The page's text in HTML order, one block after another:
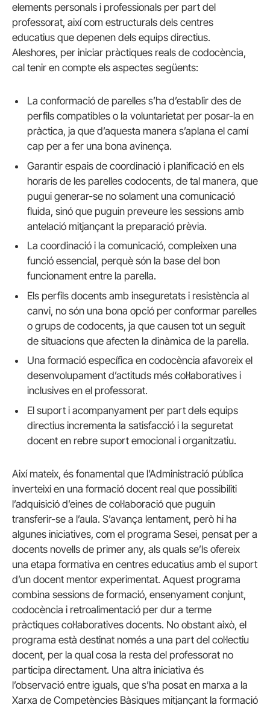
elements personals i professionals per part del
professorat, així com estructurals dels centres
educatius que depenen dels equips directius.
Aleshores, per iniciar pràctiques reals de codocència,
cal tenir en compte els aspectes següents:
La conformació de parelles s’ha d’establir des de
perfils compatibles o la voluntarietat per posar-la en
pràctica, ja que d’aquesta manera s’aplana el camí
cap per a fer una bona avinença.
Garantir espais de coordinació i planificació en els
horaris de les parelles codocents, de tal manera, que
pugui generar-se no solament una comunicació
fluida, sinó que puguin preveure les sessions amb
antelació mitjançant la preparació prèvia.
La coordinació i la comunicació, compleixen una
funció essencial, perquè són la base del bon
funcionament entre la parella.
Els perfils docents amb inseguretats i resistència al
canvi, no són una bona opció per conformar parelles
o grups de codocents, ja que causen tot un seguit
de situacions que afecten la dinàmica de la parella.
Una formació específica en codocència afavoreix el
desenvolupament d’actituds més col·laboratives i
inclusives en el professorat.
El suport i acompanyament per part dels equips
directius incrementa la satisfacció i la seguretat
docent en rebre suport emocional i organitzatiu.
Així mateix, és fonamental que l’Administració pública
inverteixi en una formació docent real que possibiliti
l’adquisició d’eines de col·laboració que puguin
transferir-se a l’aula. S’avança lentament, però hi ha
algunes iniciatives, com el programa Sesei, pensat per a
docents novells de primer any, als quals se’ls ofereix
una etapa formativa en centres educatius amb el suport
d’un docent mentor experimentat. Aquest programa
combina sessions de formació, ensenyament conjunt,
codocència i retroalimentació per dur a terme
pràctiques col·laboratives docents. No obstant això, el
programa està destinat només a una part del col·lectiu
docent, per la qual cosa la resta del professorat no
participa directament. Una altra iniciativa és
l’observació entre iguals, que s’ha posat en marxa a la
Xarxa de Competències Bàsiques mitjançant la formació